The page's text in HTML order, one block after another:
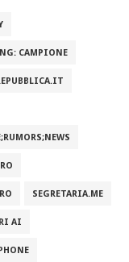
CAMPIONE
SEGRETARIA.ME
AI